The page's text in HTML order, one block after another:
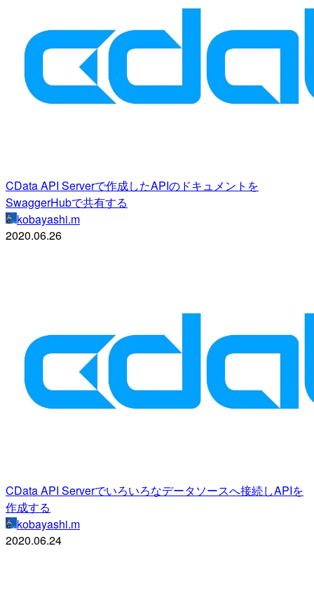
CData API Serverで作成したAPIのドキュメントを
SwaggerHubで共有する
kobayashi.m
2020.06.26
CData API Serverでいろいろなデータソースへ接続しAPIを
作成する
kobayashi.m
2020.06.24